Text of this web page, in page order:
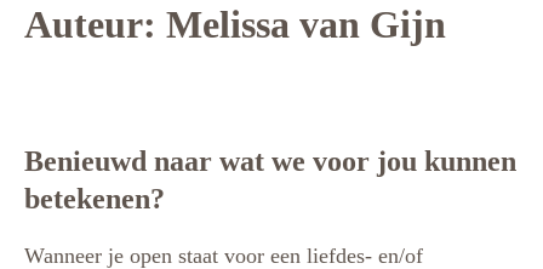
Auteur: Melissa van Gijn
Benieuwd naar wat we voor jou kunnen
betekenen?
Wanneer je open staat voor een liefdes- en/of